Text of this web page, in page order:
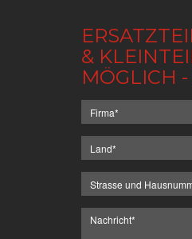
&
MÖGLICH